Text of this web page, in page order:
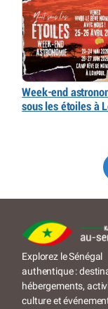
Week-end
sous les étoiles à
Explorez le Sénégal
authentique :
hébergements,
culture et